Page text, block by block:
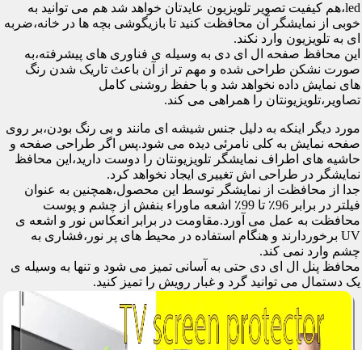
led،هم کیفیت تصویر تلویزیون عایدتان خواهد شد هم می توانید به
خوبی از نمایشگر آن محافظت کنید تا بازیگوشی بچه ها در خانه،ضربه
ای به تلویزیون وارد نکند.
این محافظ صفحه ال ای دی به وسیله ی فناوری های پیشرفته،به
صورت نشکن طراحی شده و مهم تر از آن باعث تاریک شدن رنگ
های نمایش داده نخواهد شد و با حفظ روشنی کامل
تصاویر،تلویزیونتان را همراهی می کند.
مورد دیگر اینکه به دلیل جنس شیشه ای مانند و بی رنگ بودن،بر روی
صفحه نمایش به کلی نامرئی دیده می شود.پس اگر طراحی صفحه و
حاشیه های اطراف نمایشگر تلویزیونتان را دوست دارید،این محافظ
نمایشگر در طراحی اش تغییری ایجاد نخواهد کرد.
جدا از محافظت از نمایشگر توسط این محصول،همچنین به عنوان
فیلتر در برابر 96٪ تا 99٪ اشعه ماوراء بنفش از چشم و پوست
محافظت به عمل می آورد.مقاومت در برابر انعکاس نور و اشعه ی
UV برخوردارند و هنگام استفاده در محیط های پر نور،فشاری به
چشم وارد نمی کند.
محافظ پنل ال ای دی حتی به آسانی تمیز می شود و تنها به وسیله ی
یک دستمال می توانید گرد و غبار رویش را تمیز کنید.